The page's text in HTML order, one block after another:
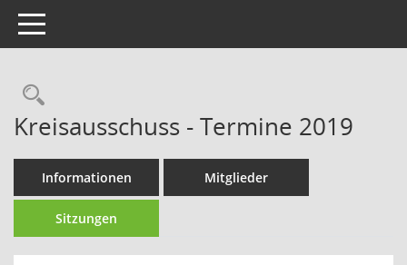
Toggle navigation
Rechercheauswahl
Kreisausschuss - Termine 2019
Informationen Mitglieder
Sitzungen